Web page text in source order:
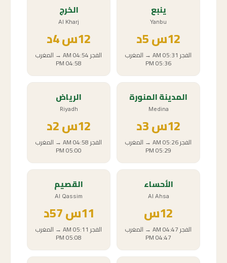
ينبع
Yanbu
12س
الفجر 05:31 AM
→ المغرب
05:36 PM
الخرج
Al Kharj
12س
الفجر04:54 AM
→ المغرب
04:58 PM
المدينة المنورة
Medina
12س
الفجر05:26 AM
→ المغرب
05:29 PM
الرياض
Riyadh
12س
الفجر04:58 AM
→ المغرب
05:00 PM
الأحساء
Al Ahsa
12س
الفجر04:47 AM
→ المغرب
04:47 PM
القصيم
Al Qassim
11س
الفجر 05:11 AM
→ المغرب
05:08 PM